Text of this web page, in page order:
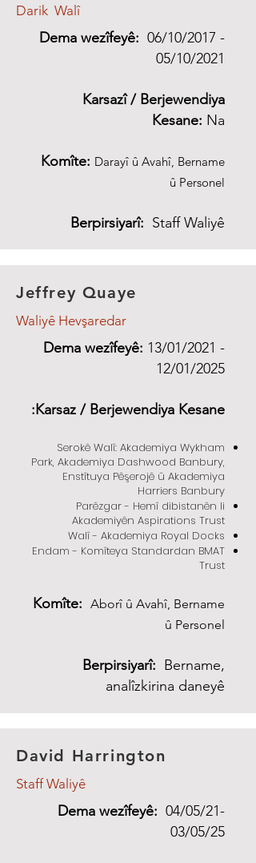
Darik Walî
Dema wezîfeyê: 06/10/2017 -
05/10/2021
Karsazî / Berjewendiya
Kesane: Na
Komîte: Darayî û Avahî, Bername
û Personel
Berpirsiyarî: Staff Waliyê
Jeffrey Quaye
Waliyê Hevşaredar
Dema wezîfeyê: 13/01/2021 -
12/01/2025
Karsaz / Berjewendiya Kesane:
Serokê Walî: Akademiya Wykham
Park, Akademiya Dashwood Banbury,
Enstîtuya Pêşerojê û Akademiya
Harriers Banbury
Parêzgar - Hemî dibistanên li
Akademiyên Aspirations Trust
Walî - Akademiya Royal Docks
Endam - Komîteya Standardan BMAT
Trust
Komîte: Aborî û Avahî, Bername
û Personel
Berpirsiyarî: Bername,
analîzkirina daneyê
David Harrington
Staff Waliyê
Dema wezîfeyê: 04/05/21-
03/05/25